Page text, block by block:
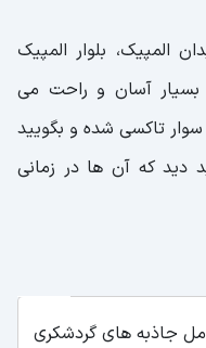
المپیک، بلوار المپیک
بسیار آسان و راحت می
تاکسی شده و بگویید
دید که آن ها در زمانی
جاذبه های گردشکری